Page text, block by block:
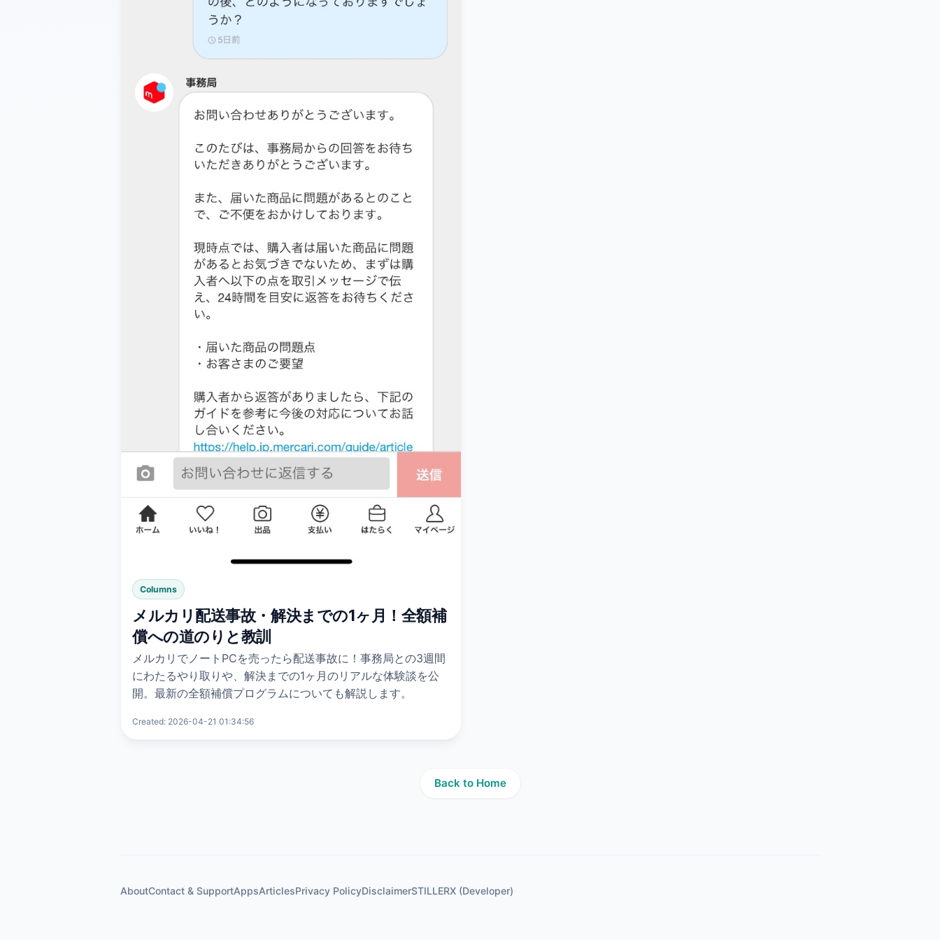
Columns
メルカリ配送事故・解決までの1ヶ月！全額補
償への道のりと教訓
メルカリでノートPCを売ったら配送事故に！事務局との3週間
にわたるやり取りや、解決までの1ヶ月のリアルな体験談を公
開。最新の全額補償プログラムについても解説します。
Created: 2026-04-21 01:34:56
Back to Home
AboutContact & SupportAppsArticlesPrivacy PolicyDisclaimerSTILLERX (Developer)